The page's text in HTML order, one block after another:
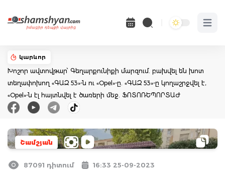
Open
կարևոր
Խոշոր ավտովթար՝ Գեղարքունիքի մարզում. բախվել են խոտ
տեղափոխող «ԳԱԶ 53»-ն ու «Opel»-ը. «ԳԱԶ 53»-ը կողաշրջվել է,
«Opel»-ն էլ հայտնվել է ծառերի մեջ. ՖՈՏՈՌԵՊՈՐՏԱԺ
Շամշյան
87091 դիտում 16:33 25-09-2023